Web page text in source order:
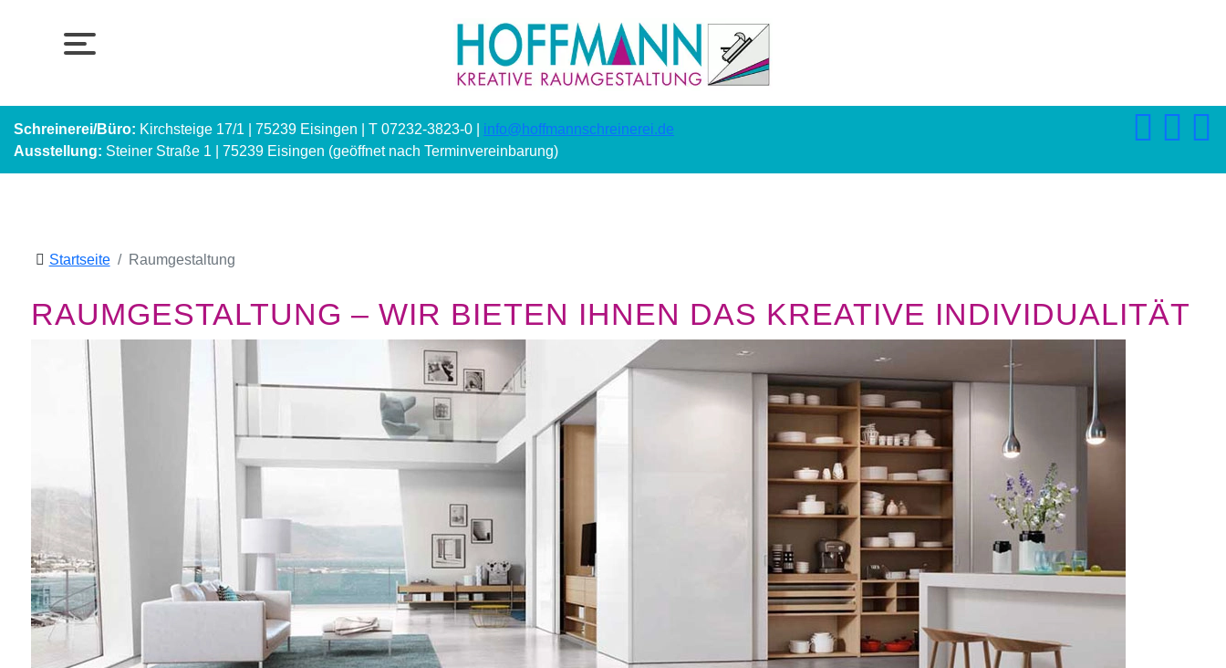
Schreinerei/Büro: Kirchsteige 17/1 | 75239 Eisingen | T 07232-3823-0 | info@hoffmannschreinerei.de
Ausstellung: Steiner Straße 1 | 75239 Eisingen (geöffnet nach Terminvereinbarung)
Startseite Raumgestaltung
RAUMGESTALTUNG – WIR BIETEN IHNEN DAS KREATIVE INDIVIDUALITÄT